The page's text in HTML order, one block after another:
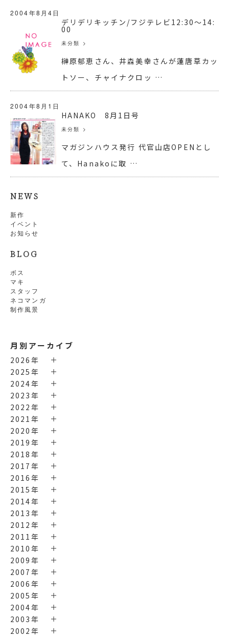
NEWS
新作
イベント
お知らせ
BLOG
ボス
マキ
スタッフ
ネコマンガ
制作風景
月別アーカイブ
2026年
2025年
2024年
2023年
2022年
2021年
2020年
2019年
2018年
2017年
2016年
2015年
2014年
2013年
2012年
2011年
2010年
2009年
2007年
2006年
2005年
2004年
2003年
2002年
2004年8月4日
デリデリキッチン/フジテレビ12:30～14:
00
未分類 >
榊原郁恵さん、井森美幸さんが蓮唐草カッ
トソー、チャイナクロッ …
2004年8月1日
HANAKO 8月1日号
未分類 >
マガジンハウス発行 代官山店OPENとし
て、Hanakoに取 …